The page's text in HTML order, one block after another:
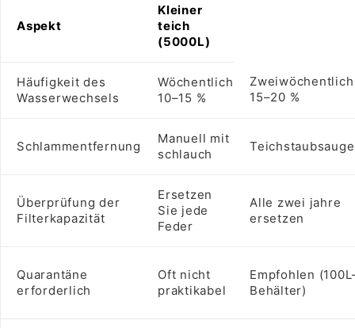
Aspekt
Kleiner
teich
(5000L)
Häufigkeit des
Wasserwechsels
Wöchentlich
10–15 %
Zweiwöchentlich
15–20 %
Schlammentfernung
Manuell mit
schlauch
Überprüfung der
Filterkapazität
Ersetzen
Sie jede
Feder
Alle zwei jahre
ersetzen
Quarantäne
erforderlich
Oft nicht
praktikabel
Empfohlen
Behälter)